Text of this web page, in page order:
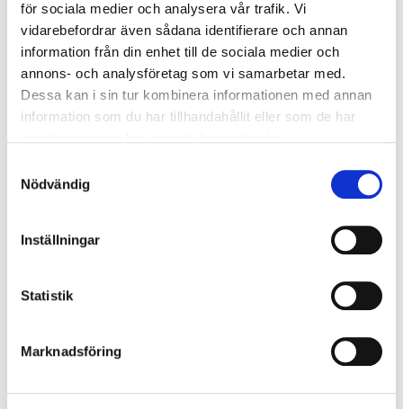
för sociala medier och analysera vår trafik. Vi
vidarebefordrar även sådana identifierare och annan
information från din enhet till de sociala medier och
annons- och analysföretag som vi samarbetar med.
Dessa kan i sin tur kombinera informationen med annan
information som du har tillhandahållit eller som de har
Nödvändig
Inställningar
Statistik
Marknadsföring
Du har Lissabon endast 35 minuter bort med bil,
och Cascais runt hörnet med fantastiska
fiskrestauranger, mysiga caféer och vackra
havsstränder. Stranden når du via en promenad på
ca 2 km.
spa med bastu, turkiskt bad, gym och olika
möjlighet att hyra cykel.
Fakta/Faciliteter
Ja
Ja
Chipping/pitching green
Ja